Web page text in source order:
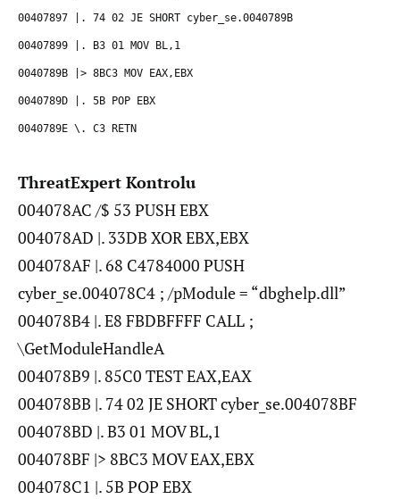
00407897 |. 74 02 JE SHORT cyber_se.0040789B
00407899 |. B3 01 MOV BL,1
0040789B |> 8BC3 MOV EAX,EBX
0040789D |. 5B POP EBX
0040789E \. C3 RETN
ThreatExpert Kontrolu
004078AC /$ 53 PUSH EBX
004078AD |. 33DB XOR EBX,EBX
004078AF |. 68 C4784000 PUSH
cyber_se.004078C4 ; /pModule = “dbghelp.dll”
004078B4 |. E8 FBDBFFFF CALL ;
\GetModuleHandleA
004078B9 |. 85C0 TEST EAX,EAX
004078BB |. 74 02 JE SHORT cyber_se.004078BF
004078BD |. B3 01 MOV BL,1
004078BF |> 8BC3 MOV EAX,EBX
004078C1 |. 5B POP EBX